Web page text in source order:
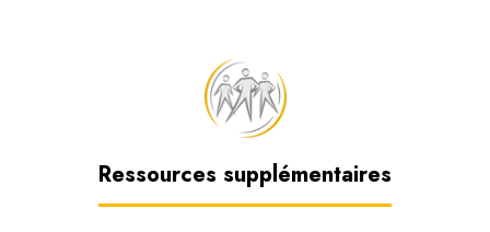
Ressources supplémentaires